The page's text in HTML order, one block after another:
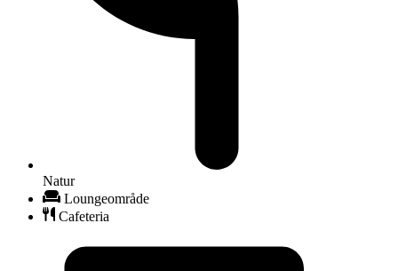
Natur
Loungeområde
Cafeteria